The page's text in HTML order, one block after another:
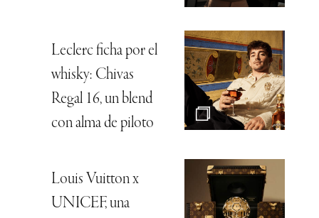
Leclerc ficha por el
whisky: Chivas
Regal 16, un blend
con alma de piloto
Louis Vuitton x
UNICEF, una